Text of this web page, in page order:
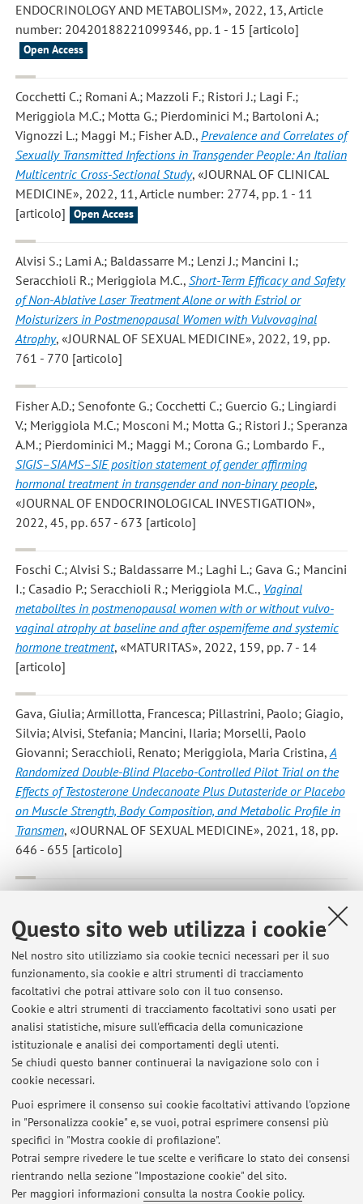
Questo sito web utilizza i cookie
Nel nostro sito utilizziamo sia cookie tecnici necessari per il suo
funzionamento, sia cookie e altri strumenti di tracciamento
facoltativi che potrai attivare solo con il tuo consenso.
Cookie e altri strumenti di tracciamento facoltativi sono usati per
analisi statistiche, misure sull'efficacia della comunicazione
istituzionale e analisi dei comportamenti degli utenti.
Se chiudi questo banner continuerai la navigazione solo con i
cookie necessari.
Puoi esprimere il consenso sui cookie facoltativi attivando l'opzione
in "Personalizza cookie" e, se vuoi, potrai esprimere consensi più
specifici in "Mostra cookie di profilazione".
Potrai sempre rivedere le tue scelte e verificare lo stato dei consensi
rientrando nella sezione "Impostazione cookie" del sito.
Per maggiori informazioni consulta la nostra Cookie policy.
ENDOCRINOLOGY AND METABOLISM», 2022, 13, Article
number: 20420188221099346, pp. 1 - 15 [articolo]
Open Access
Cocchetti C.; Romani A.; Mazzoli F.; Ristori J.; Lagi F.;
Meriggiola M.C.; Motta G.; Pierdominici M.; Bartoloni A.;
Vignozzi L.; Maggi M.; Fisher A.D., Prevalence and Correlates of
Sexually Transmitted Infections in Transgender People: An Italian
Multicentric Cross-Sectional Study, «JOURNAL OF CLINICAL
MEDICINE», 2022, 11, Article number: 2774, pp. 1 - 11
[articolo]
Open Access
Alvisi S.; Lami A.; Baldassarre M.; Lenzi J.; Mancini I.;
Seracchioli R.; Meriggiola M.C., Short-Term Efficacy and Safety
of Non-Ablative Laser Treatment Alone or with Estriol or
Moisturizers in Postmenopausal Women with Vulvovaginal
Atrophy, «JOURNAL OF SEXUAL MEDICINE», 2022, 19, pp.
761 - 770 [articolo]
Fisher A.D.; Senofonte G.; Cocchetti C.; Guercio G.; Lingiardi
V.; Meriggiola M.C.; Mosconi M.; Motta G.; Ristori J.; Speranza
A.M.; Pierdominici M.; Maggi M.; Corona G.; Lombardo F.,
SIGIS–SIAMS–SIE position statement of gender affirming
hormonal treatment in transgender and non-binary people,
«JOURNAL OF ENDOCRINOLOGICAL INVESTIGATION»,
2022, 45, pp. 657 - 673 [articolo]
Foschi C.; Alvisi S.; Baldassarre M.; Laghi L.; Gava G.; Mancini
I.; Casadio P.; Seracchioli R.; Meriggiola M.C., Vaginal
metabolites in postmenopausal women with or without vulvo-
vaginal atrophy at baseline and after ospemifeme and systemic
hormone treatment, «MATURITAS», 2022, 159, pp. 7 - 14
[articolo]
Gava, Giulia; Armillotta, Francesca; Pillastrini, Paolo; Giagio,
Silvia; Alvisi, Stefania; Mancini, Ilaria; Morselli, Paolo
Giovanni; Seracchioli, Renato; Meriggiola, Maria Cristina,A
Randomized Double-Blind Placebo-Controlled Pilot Trial on the
Effects of Testosterone Undecanoate Plus Dutasteride or Placebo
on Muscle Strength, Body Composition, and Metabolic Profile in
Transmen, «JOURNAL OF SEXUAL MEDICINE», 2021, 18, pp.
646 - 655 [articolo]
insensitivity syndrome: From bench to bed, «INTERNATIONAL
JOURNAL OF MOLECULAR SCIENCES», 2021, 22, Article
number: 1264, pp. 1 - 11 [articolo] Open Access
1 2 3 4 5
Ultimi avvisi
Al momento non sono presenti avvisi.